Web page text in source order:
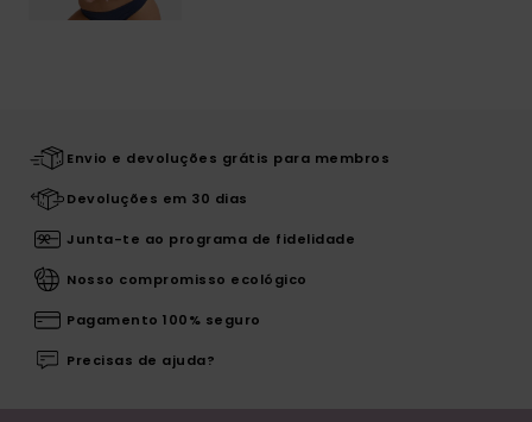
Envio e devoluções grátis para membros
Devoluções em 30 dias
Junta-te ao programa de fidelidade
Nosso compromisso ecológico
Pagamento 100% seguro
Precisas de ajuda?